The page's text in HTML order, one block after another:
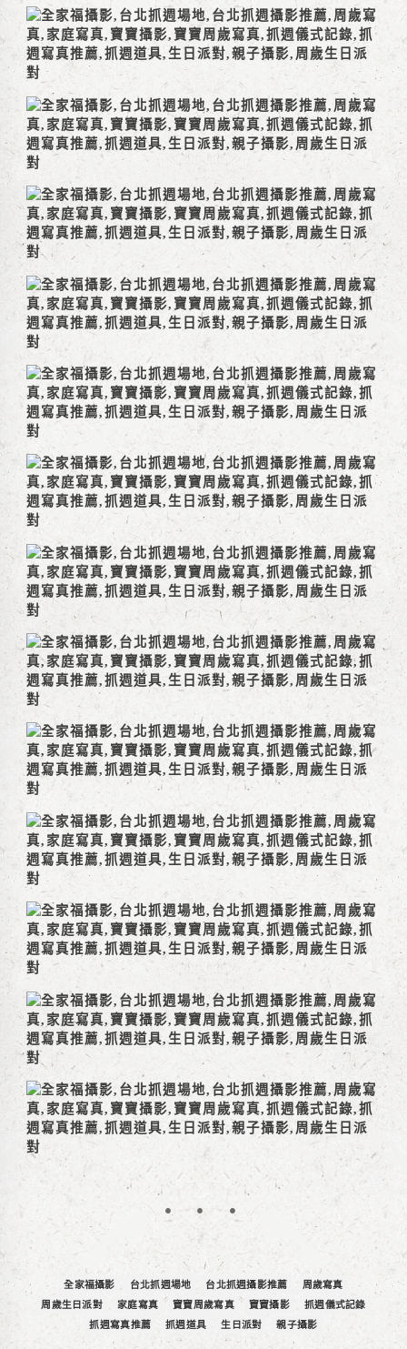
全家福攝影 台北抓週場地 台北抓週攝影推薦
周歲寫真
周歲生日派對
家庭寫真 寶寶周歲寫真 寶寶攝影
抓週儀式記錄
抓週寫真推薦
抓週道具 生日派對 親子攝影